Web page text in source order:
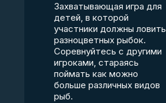
Захватывающая игра для
детей, в которой
участники должны ловить
разноцветных рыбок.
Соревнуйтесь с другими
игроками, стараясь
поймать как можно
больше различных видов
рыб.